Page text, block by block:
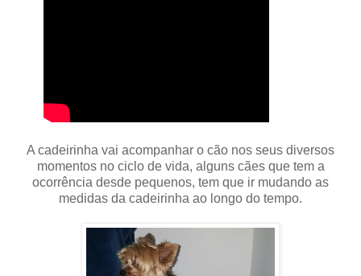
A cadeirinha vai acompanhar o cão nos seus diversos
momentos no ciclo de vida, alguns cães que tem a
ocorrência desde pequenos, tem que ir mudando as
medidas da cadeirinha ao longo do tempo.